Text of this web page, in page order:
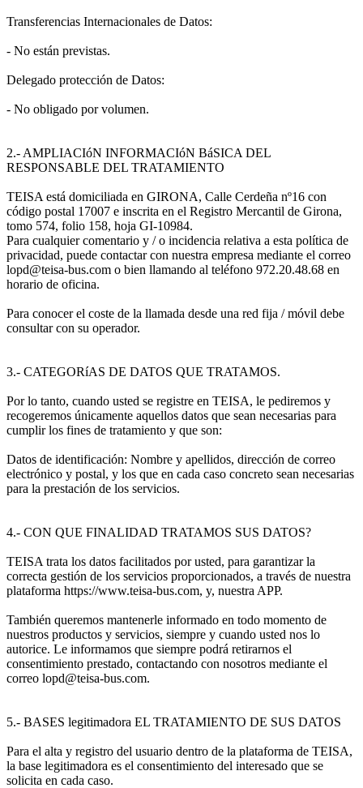
Transferencias Internacionales de Datos:
- No están previstas.
Delegado protección de Datos:
- No obligado por volumen.
2.- AMPLIACIóN INFORMACIóN BáSICA DEL
RESPONSABLE DEL TRATAMIENTO
TEISA está domiciliada en GIRONA, Calle Cerdeña nº16 con
código postal 17007 e inscrita en el Registro Mercantil de Girona,
tomo 574, folio 158, hoja GI-10984.
Para cualquier comentario y / o incidencia relativa a esta política de
privacidad, puede contactar con nuestra empresa mediante el correo
lopd@teisa-bus.com o bien llamando al teléfono 972.20.48.68 en
horario de oficina.
Para conocer el coste de la llamada desde una red fija / móvil debe
consultar con su operador.
3.- CATEGORíAS DE DATOS QUE TRATAMOS.
Por lo tanto, cuando usted se registre en TEISA, le pediremos y
recogeremos únicamente aquellos datos que sean necesarias para
cumplir los fines de tratamiento y que son:
Datos de identificación: Nombre y apellidos, dirección de correo
electrónico y postal, y los que en cada caso concreto sean necesarias
para la prestación de los servicios.
4.- CON QUE FINALIDAD TRATAMOS SUS DATOS?
TEISA trata los datos facilitados por usted, para garantizar la
correcta gestión de los servicios proporcionados, a través de nuestra
plataforma https://www.teisa-bus.com, y, nuestra APP.
También queremos mantenerle informado en todo momento de
nuestros productos y servicios, siempre y cuando usted nos lo
autorice. Le informamos que siempre podrá retirarnos el
consentimiento prestado, contactando con nosotros mediante el
correo lopd@teisa-bus.com.
5.- BASES legitimadora EL TRATAMIENTO DE SUS DATOS
Para el alta y registro del usuario dentro de la plataforma de TEISA,
la base legitimadora es el consentimiento del interesado que se
solicita en cada caso.